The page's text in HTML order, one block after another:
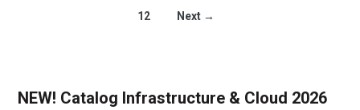
12 Next →
NEW! Catalog Infrastructure & Cloud 2026